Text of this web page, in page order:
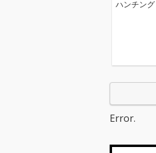
ハンチング
Error.